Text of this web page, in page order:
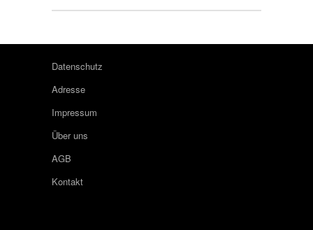
Datenschutz
Adresse
Impressum
Über uns
AGB
Kontakt